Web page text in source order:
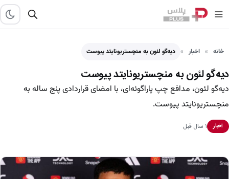
خانه اخبار دیه‌گو لئون به منچستریونایتد پیوست
دیه‌گو لئون به منچستریونایتد پیوست
دیه‌گو لئون، مدافع چپ پاراگوئه‌ای، با امضای قراردادی پنج ساله به
منچستریونایتد پیوست.
اخبار ۱ سال قبل